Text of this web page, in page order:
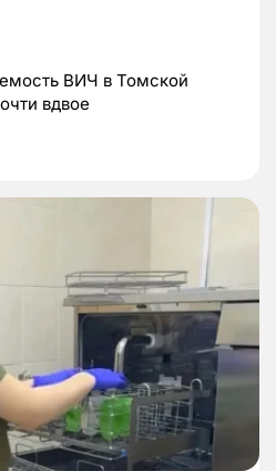
ВИЧ в Томской
вдвое